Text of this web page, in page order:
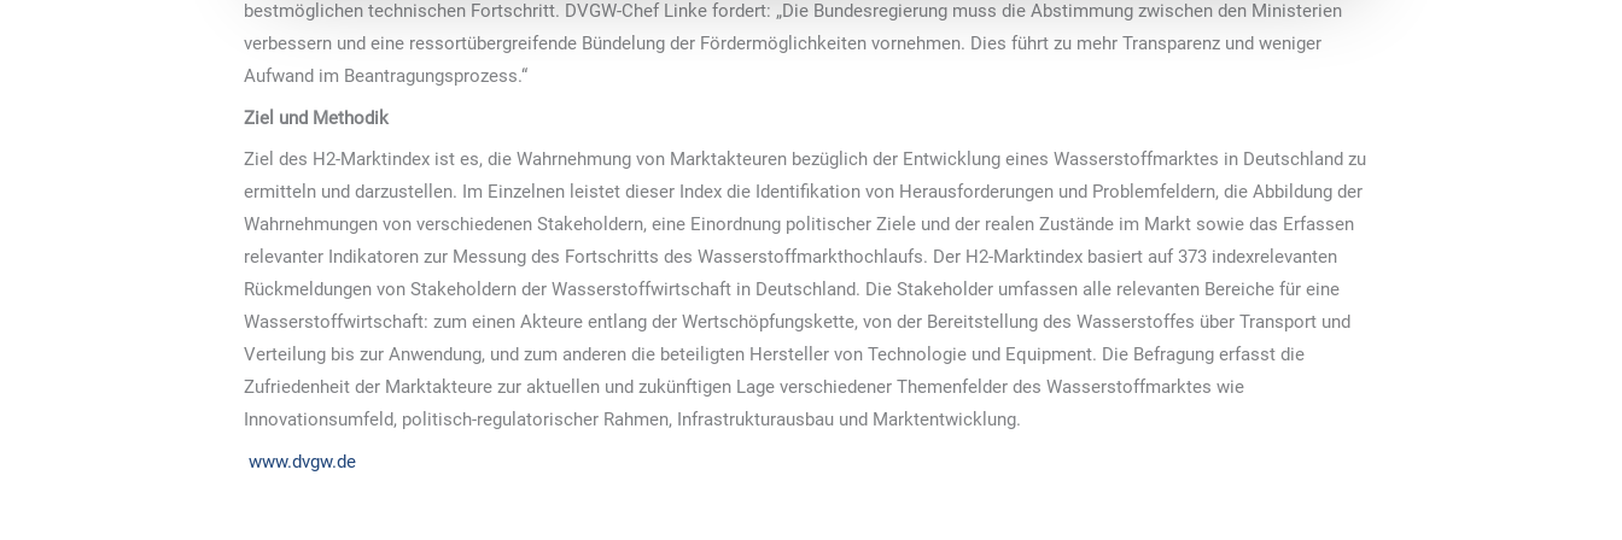
bestmöglichen technischen Fortschritt. DVGW-Chef Linke fordert: „Die Bundesregierung muss die Abstimmung zwischen den Ministerien
verbessern und eine ressortübergreifende Bündelung der Fördermöglichkeiten vornehmen. Dies führt zu mehr Transparenz und weniger
Aufwand im Beantragungsprozess.“
Ziel und Methodik
Ziel des H2-Marktindex ist es, die Wahrnehmung von Marktakteuren bezüglich der Entwicklung eines Wasserstoffmarktes in Deutschland zu
ermitteln und darzustellen. Im Einzelnen leistet dieser Index die Identifikation von Herausforderungen und Problemfeldern, die Abbildung der
Wahrnehmungen von verschiedenen Stakeholdern, eine Einordnung politischer Ziele und der realen Zustände im Markt sowie das Erfassen
relevanter Indikatoren zur Messung des Fortschritts des Wasserstoffmarkthochlaufs. Der H2-Marktindex basiert auf 373 indexrelevanten
Rückmeldungen von Stakeholdern der Wasserstoffwirtschaft in Deutschland. Die Stakeholder umfassen alle relevanten Bereiche für eine
Wasserstoffwirtschaft: zum einen Akteure entlang der Wertschöpfungskette, von der Bereitstellung des Wasserstoffes über Transport und
Verteilung bis zur Anwendung, und zum anderen die beteiligten Hersteller von Technologie und Equipment. Die Befragung erfasst die
Zufriedenheit der Marktakteure zur aktuellen und zukünftigen Lage verschiedener Themenfelder des Wasserstoffmarktes wie
Innovationsumfeld, politisch-regulatorischer Rahmen, Infrastrukturausbau und Marktentwicklung.
www.dvgw.de